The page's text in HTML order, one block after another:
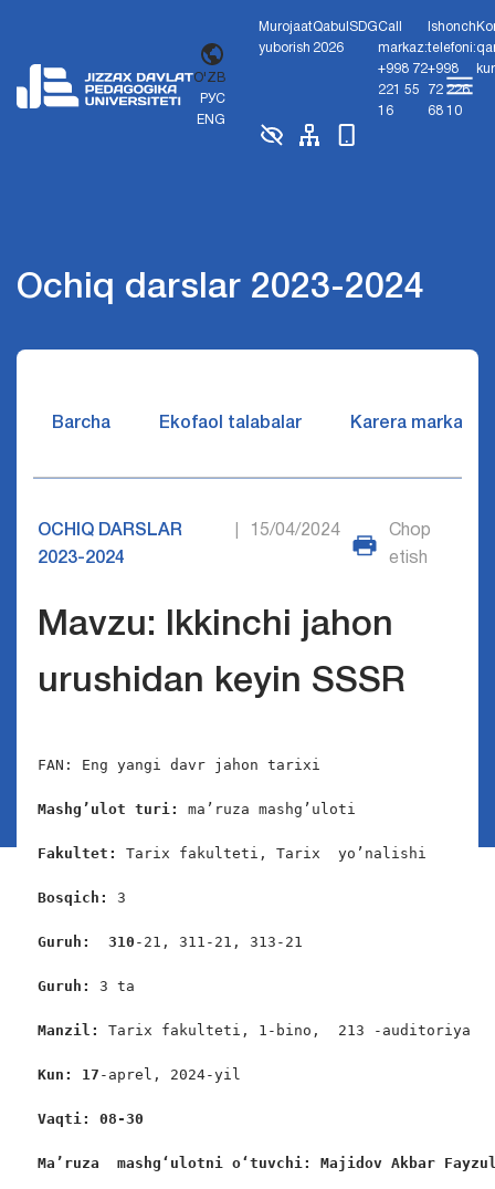
O'ZB
РУС
ENG
Murojaat
yuborish
Qabul
2026
SDGCall
markaz:
+998 72
221 55
16
Ishonch
telefoni:
+998
72 226
68 10
Ochiq darslar 2023-2024
Barcha Ekofaol talabalar Karera markazi
OCHIQ DARSLAR
2023-2024
15/04/2024
Chop
etish
Mavzu: Ikkinchi jahon
urushidan keyin SSSR
FAN: Eng yangi davr jahon tarixi
Mashg’ulot turi: ma’ruza mashg’uloti
Fakultet: Tarix fakulteti, Tarix  yo’nalishi
Bosqich: 3
Guruh:  310 -21, 311-21, 313-21
Guruh: 3 ta
Manzil: Tarix fakulteti, 1-bino,  213 -auditoriya
Kun: 17 -aprel, 2024-yil
Vaqti: 08-30
Ma’ruza  mashgʻulotni oʻtuvchi: Majidov Akbar